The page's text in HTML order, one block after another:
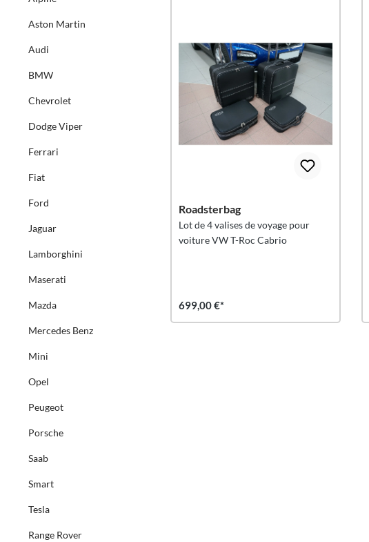
Aston Martin
Audi
BMW
Chevrolet
Dodge Viper
Ferrari
Fiat
Ford
Jaguar
Lamborghini
Maserati
Mazda
Mercedes Benz
Mini
Opel
Peugeot
Porsche
Saab
Smart
Tesla
Range Rover
Roadsterbag
Lot de 4 valises de voyage pour
voiture VW T-Roc Cabrio
699,00 €*